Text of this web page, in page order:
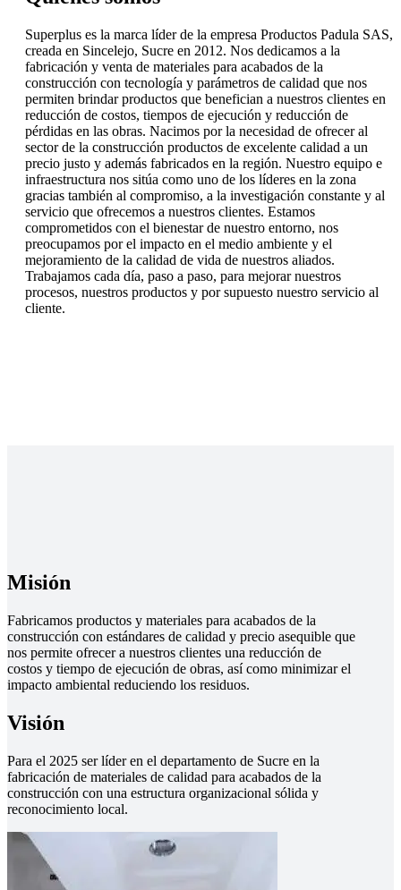
Superplus es la marca líder de la empresa Productos Padula SAS,
creada en Sincelejo, Sucre en 2012. Nos dedicamos a la
fabricación y venta de materiales para acabados de la
construcción con tecnología y parámetros de calidad que nos
permiten brindar productos que benefician a nuestros clientes en
reducción de costos, tiempos de ejecución y reducción de
pérdidas en las obras. Nacimos por la necesidad de ofrecer al
sector de la construcción productos de excelente calidad a un
precio justo y además fabricados en la región. Nuestro equipo e
infraestructura nos sitúa como uno de los líderes en la zona
gracias también al compromiso, a la investigación constante y al
servicio que ofrecemos a nuestros clientes. Estamos
comprometidos con el bienestar de nuestro entorno, nos
preocupamos por el impacto en el medio ambiente y el
mejoramiento de la calidad de vida de nuestros aliados.
Trabajamos cada día, paso a paso, para mejorar nuestros
procesos, nuestros productos y por supuesto nuestro servicio al
cliente.
Misión
Fabricamos productos y materiales para acabados de la
construcción con estándares de calidad y precio asequible que
nos permite ofrecer a nuestros clientes una reducción de
costos y tiempo de ejecución de obras, así como minimizar el
impacto ambiental reduciendo los residuos.
Visión
Para el 2025 ser líder en el departamento de Sucre en la
fabricación de materiales de calidad para acabados de la
construcción con una estructura organizacional sólida y
reconocimiento local.